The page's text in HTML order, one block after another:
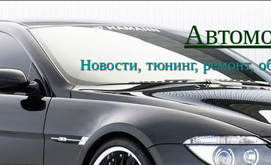
Новости, тюнинг, ремонт,